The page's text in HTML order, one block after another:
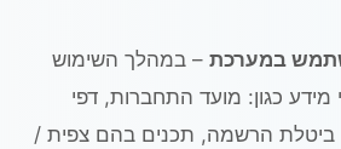
במערכת – במהלך השימוש
כגון: מועד התחברות, דפי
ביטלת הרשמה, תכנים בהם צפית /